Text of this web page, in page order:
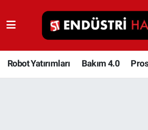
Robot Yatırımları Bakım 4.0
Robot Yatırımları
Bakım 4.0